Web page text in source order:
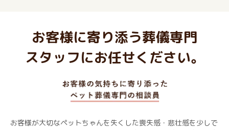
お客様に寄り添う葬儀専門
スタッフにお任せください。
お客様が大切なペットちゃんを失くした喪失感・悲壮感を少しで